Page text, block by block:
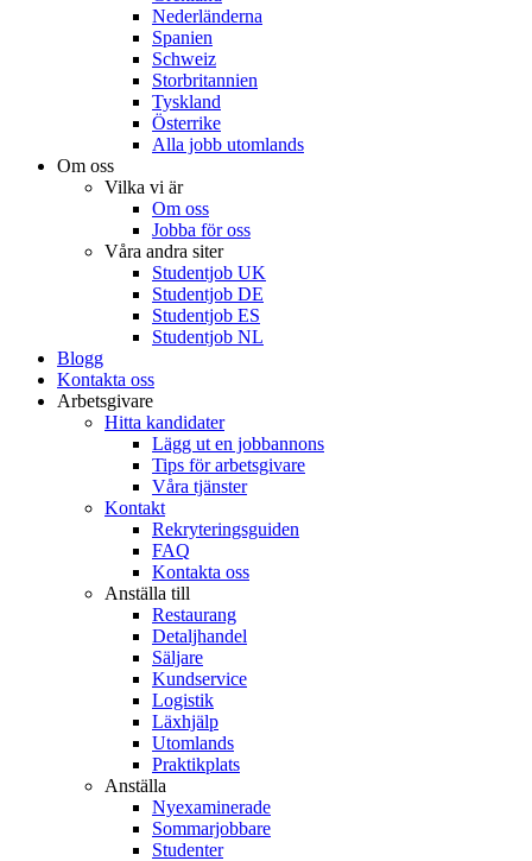
Nederländerna
Spanien
Schweiz
Storbritannien
Tyskland
Österrike
Alla jobb utomlands
Om oss
Vilka vi är
Om oss
Jobba för oss
Våra andra siter
Studentjob UK
Studentjob DE
Studentjob ES
Studentjob NL
Blogg
Kontakta oss
Arbetsgivare
Hitta kandidater
Lägg ut en jobbannons
Tips för arbetsgivare
Våra tjänster
Kontakt
Rekryteringsguiden
FAQ
Kontakta oss
Anställa till
Restaurang
Detaljhandel
Säljare
Kundservice
Logistik
Läxhjälp
Utomlands
Praktikplats
Anställa
Nyexaminerade
Sommarjobbare
Studenter